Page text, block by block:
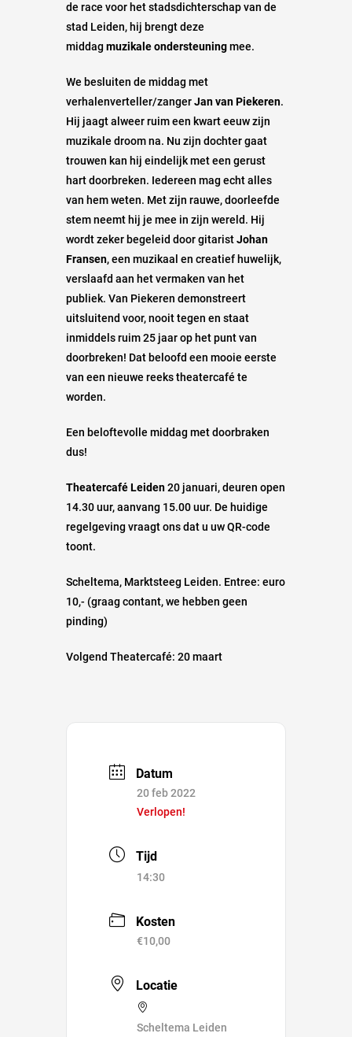
de race voor het stadsdichterschap van de
stad Leiden, hij brengt deze
middag muzikale ondersteuningmee.
We besluiten de middag met
verhalenverteller/zangerJan van Piekeren.
Hij jaagt alweer ruim een kwart eeuw zijn
muzikale droom na. Nu zijn dochter gaat
trouwen kan hij eindelijk met een gerust
hart doorbreken. Iedereen mag echt alles
van hem weten. Met zijn rauwe, doorleefde
stem neemt hij je mee in zijn wereld. Hij
wordt zeker begeleid door gitaristJohan
Fransen, een muzikaal en creatief huwelijk,
verslaafd aan het vermaken van het
publiek. Van Piekeren demonstreert
uitsluitend voor, nooit tegen en staat
inmiddels ruim 25 jaar op het punt van
doorbreken! Dat beloofd een mooie eerste
van een nieuwe reeks theatercafé te
worden.
Een beloftevolle middag met doorbraken
dus!
Theatercafé Leiden20 januari, deuren open
14.30 uur, aanvang 15.00 uur. De huidige
regelgeving vraagt ons dat u uw QR-code
toont.
Scheltema, Marktsteeg Leiden. Entree: euro
10,- (graag contant, we hebben geen
pinding)
Volgend Theatercafé: 20 maart
Datum
20 feb 2022
Verlopen!
Tijd
14:30
Kosten
€10,00
Locatie
Scheltema Leiden